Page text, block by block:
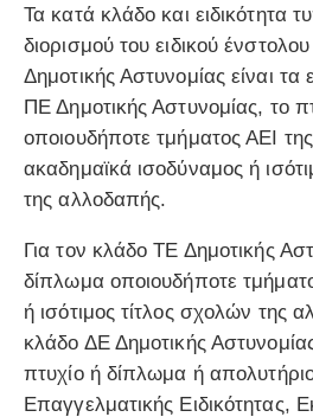
Τα κατά κλάδο και ειδικότητα
διορισμού του ειδικού
Δημοτικής Αστυνομίας είναι τα
ΠΕ Δημοτικής Αστυνομίας, το
οποιουδήποτε τμήματος ΑΕΙ
ακαδημαϊκά ισοδύναμος ή
της αλλοδαπής.
Για τον κλάδο ΤΕ Δημοτικής
δίπλωμα οποιουδήποτε
ή ισότιμος τίτλος σχολών της
κλάδο ΔΕ Δημοτικής
πτυχίο ή δίπλωμα ή
Επαγγελματικής Ειδικότητας,